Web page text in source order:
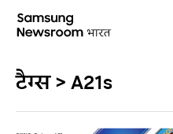
टैग्स > A21s